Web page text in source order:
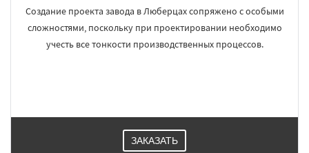
Создание проекта завода в Люберцах сопряжено с особыми
сложностями, поскольку при проектировании необходимо
учесть все тонкости производственных процессов.
ЗАКАЗАТЬ